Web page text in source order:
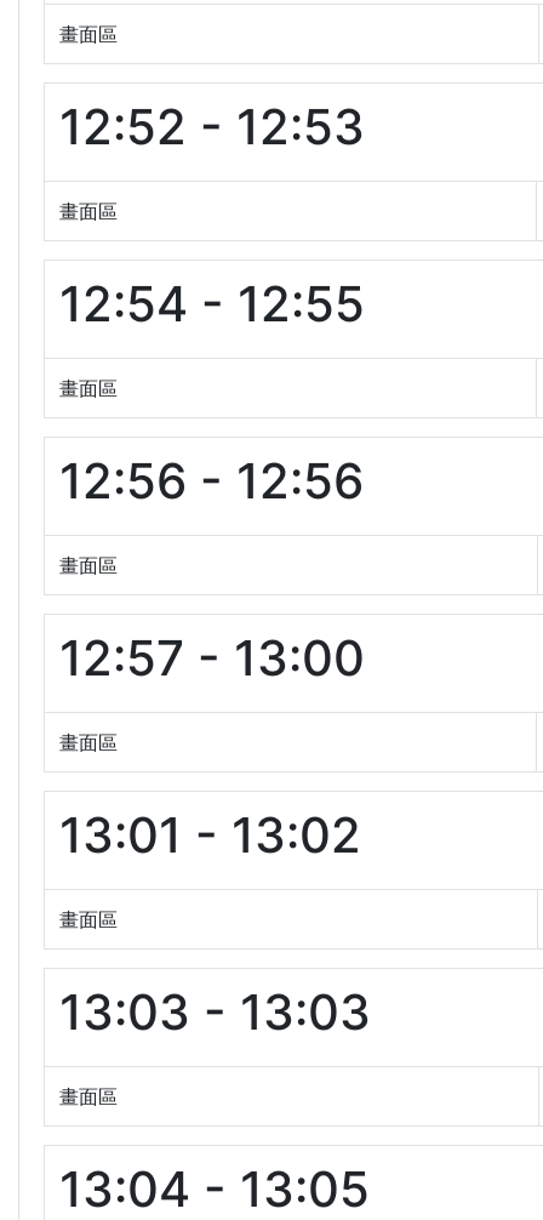
畫面區
12:52 - 12:53
畫面區
12:54 - 12:55
畫面區
12:56 - 12:56
畫面區
12:57 - 13:00
畫面區
13:01 - 13:02
畫面區
13:03 - 13:03
畫面區
13:04 - 13:05